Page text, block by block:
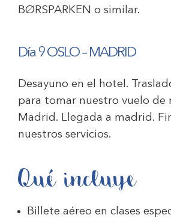
BØRSPARKEN o similar.
Día 9 OSLO – MADRID
Desayuno en el hotel.
para tomar nuestro vuelo de
Madrid. Llegada a madrid.
nuestros servicios.
Qué incluye
Billete aéreo en clases